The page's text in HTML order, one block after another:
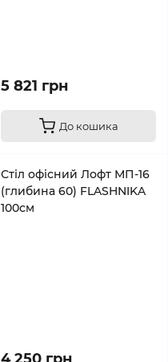
5 821 грн
До кошика
Стіл офісний Лофт МП-16
(глибина 60) FLASHNIKA
100см